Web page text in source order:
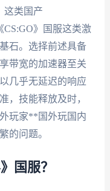
这类国产
》国服这类激
石。选择前述具备
带宽的加速器至关
几乎无延迟的响应
，技能释放及时，
玩家**国外玩国内
的问题。
国服？